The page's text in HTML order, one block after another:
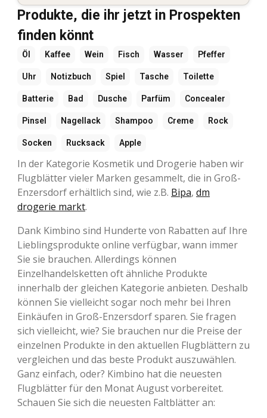
Produkte, die ihr jetzt in Prospekten
finden könnt
Öl Kaffee Wein Fisch Wasser Pfeffer
Uhr Notizbuch Spiel Tasche Toilette
Batterie Bad Dusche Parfüm Concealer
Pinsel Nagellack Shampoo Creme Rock
Socken Rucksack Apple
In der Kategorie Kosmetik und Drogerie haben wir
Flugblätter vieler Marken gesammelt, die in Groß-
Enzersdorf erhältlich sind, wie z.B. Bipa, dm
drogerie markt.
Dank Kimbino sind Hunderte von Rabatten auf Ihre
Lieblingsprodukte online verfügbar, wann immer
Sie sie brauchen. Allerdings können
Einzelhandelsketten oft ähnliche Produkte
innerhalb der gleichen Kategorie anbieten. Deshalb
können Sie vielleicht sogar noch mehr bei Ihren
Einkäufen in Groß-Enzersdorf sparen. Sie fragen
sich vielleicht, wie? Sie brauchen nur die Preise der
einzelnen Produkte in den aktuellen Flugblättern zu
vergleichen und das beste Produkt auszuwählen.
Ganz einfach, oder? Kimbino hat die neuesten
Flugblätter für den Monat August vorbereitet.
Schauen Sie sich die neuesten Faltblätter an: